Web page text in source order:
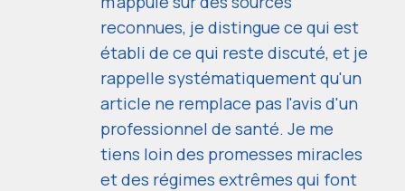
reconnues, je distingue ce qui est
établi de ce qui reste discuté, et je
rappelle systématiquement qu'un
article ne remplace pas l'avis d'un
professionnel de santé. Je me
tiens loin des promesses miracles
et des régimes extrêmes qui font